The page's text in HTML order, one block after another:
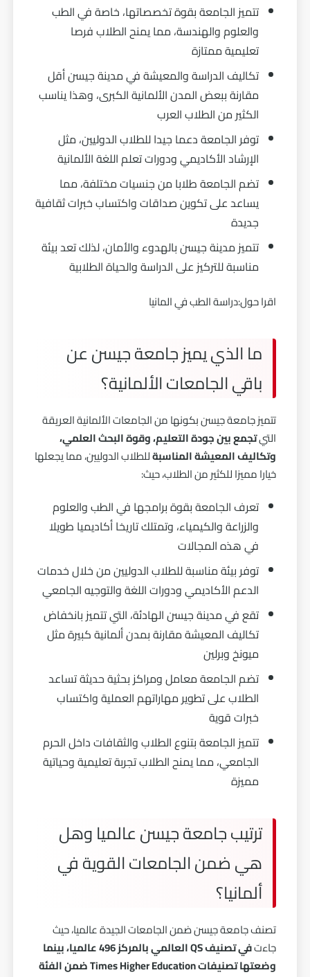
تتميز الجامعة بقوة تخصصاتها، خاصة في الطب
والعلوم والهندسة، مما يمنح الطلاب فرصا
تعليمية ممتازة
تكاليف الدراسة والمعيشة في مدينة جيسن أقل
مقارنة ببعض المدن الألمانية الكبرى، وهذا يناسب
الكثير من الطلاب العرب
توفر الجامعة دعما جيدا للطلاب الدوليين، مثل
الإرشاد الأكاديمي ودورات تعلم اللغة الألمانية
تضم الجامعة طلابا من جنسيات مختلفة، مما
يساعد على تكوين صداقات واكتساب خبرات ثقافية
جديدة
تتميز مدينة جيسن بالهدوء والأمان، لذلك تعد بيئة
مناسبة للتركيز على الدراسة والحياة الطلابية
اقرا حول:دراسة الطب في المانيا
ما الذي يميز جامعة جيسن عن
باقي الجامعات الألمانية؟
تتميز جامعة جيسن بكونها من الجامعات الألمانية العريقة
التيتجمع بين جودة التعليم، وقوة البحث العلمي،
وتكاليف المعيشة المناسبةللطلاب الدوليين، مما يجعلها
خيارا مميزا للكثير من الطلاب، حيث:
تعرف الجامعة بقوة برامجها في الطب والعلوم
والزراعة والكيمياء، وتمتلك تاريخا أكاديميا طويلا
في هذه المجالات
توفر بيئة مناسبة للطلاب الدوليين من خلال خدمات
الدعم الأكاديمي ودورات اللغة والتوجيه الجامعي
تقع في مدينة جيسن الهادئة، التي تتميز بانخفاض
تكاليف المعيشة مقارنة بمدن ألمانية كبيرة مثل
ميونخ وبرلين
تضم الجامعة معامل ومراكز بحثية حديثة تساعد
الطلاب على تطوير مهاراتهم العملية واكتساب
خبرات قوية
تتميز الجامعة بتنوع الطلاب والثقافات داخل الحرم
الجامعي، مما يمنح الطلاب تجربة تعليمية وحياتية
مميزة
ترتيب جامعة جيسن عالميا وهل
هي ضمن الجامعات القوية في
ألمانيا؟
تصنف جامعة جيسن ضمن الجامعات الجيدة عالميا، حيث
جاءت
في تصنيف QS العالمي بالمركز 496 عالميا، بينما
وضعتها تصنيفات Times Higher Education ضمن الفئة